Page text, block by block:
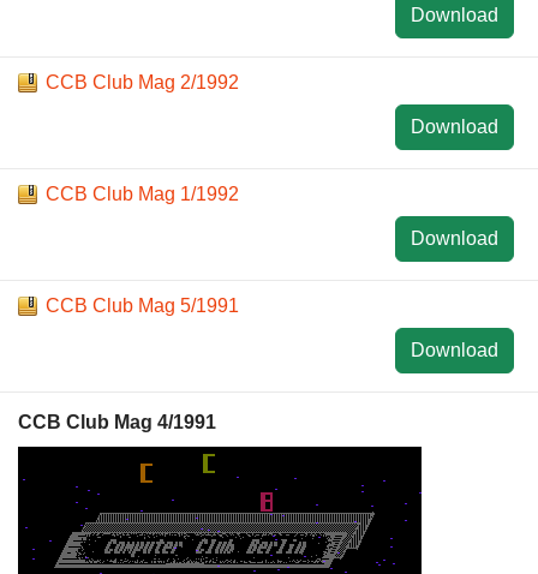
Download
CCB Club Mag 2/1992
Download
CCB Club Mag 1/1992
Download
CCB Club Mag 5/1991
Download
CCB Club Mag 4/1991